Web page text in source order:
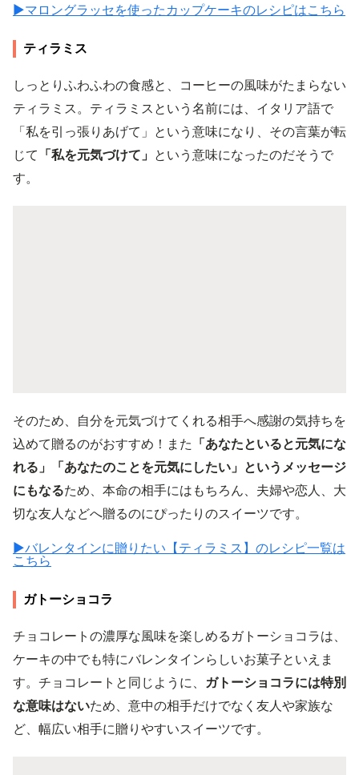
▶︎マロングラッセを使ったカップケーキのレシピはこちら
ティラミス
しっとりふわふわの食感と、コーヒーの風味がたまらない
ティラミス。ティラミスという名前には、イタリア語で
「私を引っ張りあげて」という意味になり、その言葉が転
じて 「私を元気づけて」 という意味になったのだそうで
す。
そのため、自分を元気づけてくれる相手へ感謝の気持ちを
込めて贈るのがおすすめ！また 「あなたといると元気にな
れる」「あなたのことを元気にしたい」というメッセージ
にもなるため、本命の相手にはもちろん、夫婦や恋人、大
切な友人などへ贈るのにぴったりのスイーツです。
▶︎バレンタインに贈りたい【ティラミス】のレシピ一覧は
こちら
ガトーショコラ
チョコレートの濃厚な風味を楽しめるガトーショコラは、
ケーキの中でも特にバレンタインらしいお菓子といえま
す。チョコレートと同じように、 ガトーショコラには特別
な意味はないため、意中の相手だけでなく友人や家族な
ど、幅広い相手に贈りやすいスイーツです。